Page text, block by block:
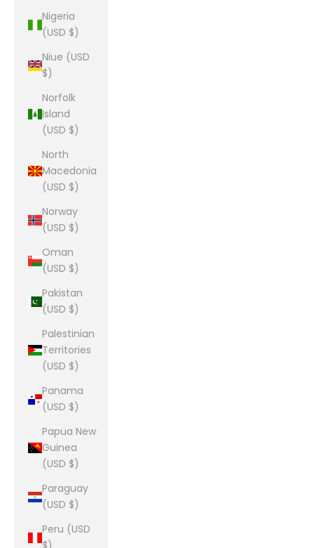
Nigeria
(USD $)
Niue (USD
$)
Norfolk
Island
(USD $)
North
Macedonia
(USD $)
Norway
(USD $)
Oman
(USD $)
Pakistan
(USD $)
Palestinian
Territories
(USD $)
Panama
(USD $)
Papua New
Guinea
(USD $)
Paraguay
(USD $)
Peru (USD